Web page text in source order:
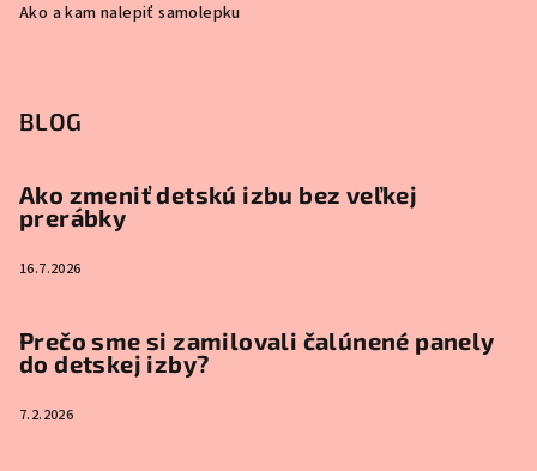
Ako a kam nalepiť samolepku
BLOG
Ako zmeniť detskú izbu bez veľkej
prerábky
16.7.2026
Prečo sme si zamilovali čalúnené panely
do detskej izby?
7.2.2026